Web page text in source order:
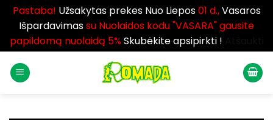
Pastaba! Užsakytas prekes Nuo Liepos01 d.,Vasaros
Išpardavimassu Nuolaidos kodu "VASARA" gausite
papildomą nuolaidą 5%Skubėkite apsipirkti !